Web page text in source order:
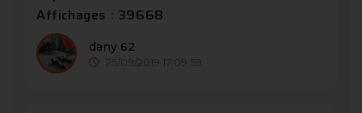
Affichages : 39668
dany 62
25/09/2019 17:09:59